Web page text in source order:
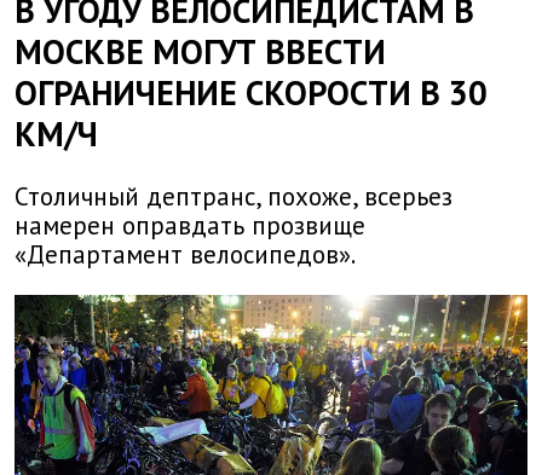
В УГОДУ ВЕЛОСИПЕДИСТАМ В
МОСКВЕ МОГУТ ВВЕСТИ
ОГРАНИЧЕНИЕ СКОРОСТИ В 30
КМ/Ч
Столичный дептранс, похоже, всерьез
намерен оправдать прозвище
«Департамент велосипедов».